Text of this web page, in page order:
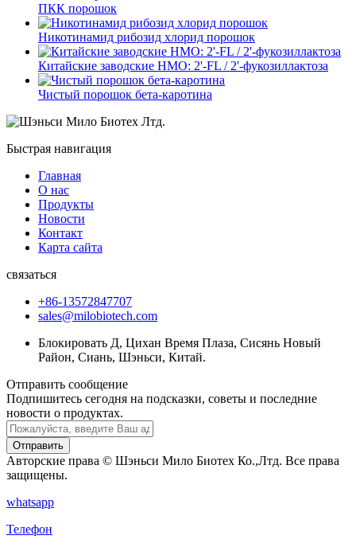
ПКК порошок
Никотинамид рибозид хлорид порошок
Китайские заводские HMO: 2'-FL / 2'-фукозиллактоза
Чистый порошок бета-каротина
Быстрая навигация
Главная
О нас
Продукты
Новости
Контакт
Карта сайта
связаться
+86-13572847707
sales@milobiotech.com
Блокировать Д, Цихан Время Плаза, Сисянь Новый
Район, Сиань, Шэньси, Китай.
Отправить сообщение
Подпишитесь сегодня на подсказки, советы и последние
новости о продуктах.
Отправить
Авторские права © Шэньси Мило Биотех Ко.,Лтд. Все права
защищены.
whatsapp
Телефон